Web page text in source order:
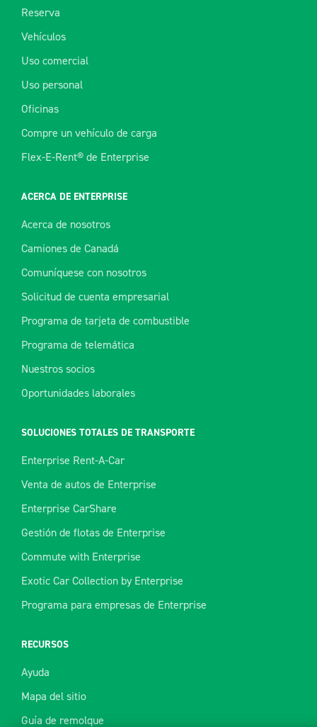
Reserva
Vehículos
Uso comercial
Uso personal
Oficinas
Compre un vehículo de carga
Flex-E-Rent® de Enterprise
ACERCA DE ENTERPRISE
Acerca de nosotros
Camiones de Canadá
Comuníquese con nosotros
Solicitud de cuenta empresarial
Programa de tarjeta de combustible
Programa de telemática
Nuestros socios
Oportunidades laborales
SOLUCIONES TOTALES DE TRANSPORTE
Enterprise Rent-A-Car
Venta de autos de Enterprise
Enterprise CarShare
Gestión de flotas de Enterprise
Commute with Enterprise
Exotic Car Collection by Enterprise
Programa para empresas de Enterprise
RECURSOS
Ayuda
Mapa del sitio
Guía de remolque